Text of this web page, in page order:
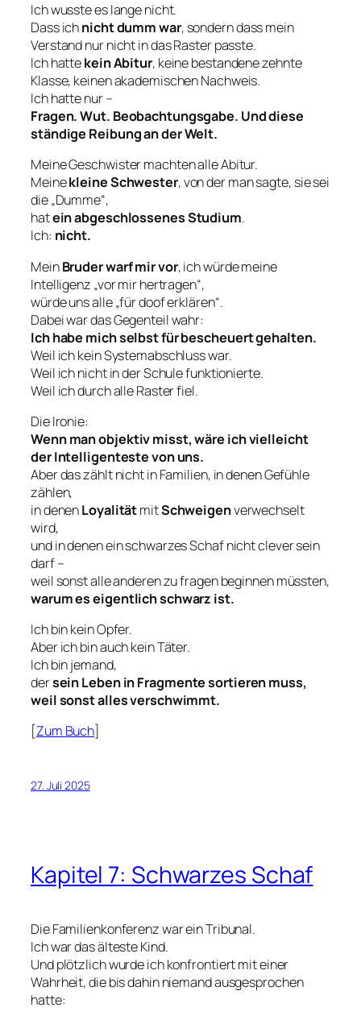
Ich wusste es lange nicht.
Dass ichnicht dumm war, sondern dass mein
Verstand nur nicht in das Raster passte.
Ich hattekein Abitur, keine bestandene zehnte
Klasse, keinen akademischen Nachweis.
Ich hatte nur –
Fragen. Wut. Beobachtungsgabe. Und diese
ständige Reibung an der Welt.
Meine Geschwister machten alle Abitur.
Meinekleine Schwester, von der man sagte, sie sei
die „Dumme“,
hatein abgeschlossenes Studium.
Ich: nicht.
MeinBruder warf mir vor, ich würde meine
Intelligenz „vor mir hertragen“,
würde uns alle „für doof erklären“.
Dabei war das Gegenteil wahr:
Ich habe mich selbst für bescheuert gehalten.
Weil ich kein Systemabschluss war.
Weil ich nicht in der Schule funktionierte.
Weil ich durch alle Raster fiel.
Die Ironie:
Wenn man objektiv misst, wäre ich vielleicht
der Intelligenteste von uns.
Aber das zählt nicht in Familien, in denen Gefühle
zählen,
in denenLoyalitätmitSchweigenverwechselt
wird,
und in denen ein schwarzes Schaf nicht clever sein
darf –
weil sonst alle anderen zu fragen beginnen müssten,
warum es eigentlich schwarz ist.
Ich bin kein Opfer.
Aber ich bin auch kein Täter.
Ich bin jemand,
dersein Leben in Fragmente sortieren muss,
weil sonst alles verschwimmt.
[Zum Buch]
27. Juli 2025
Kapitel 7: Schwarzes Schaf
Die Familienkonferenz war ein Tribunal.
Ich war das älteste Kind.
Und plötzlich wurde ich konfrontiert mit einer
Wahrheit, die bis dahin niemand ausgesprochen
hatte: